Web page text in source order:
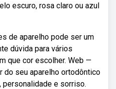
escuro, rosa claro ou azul
de aparelho pode ser um
dúvida para vários
que cor escolher. Web —
do seu aparelho ortodôntico
e sorriso.